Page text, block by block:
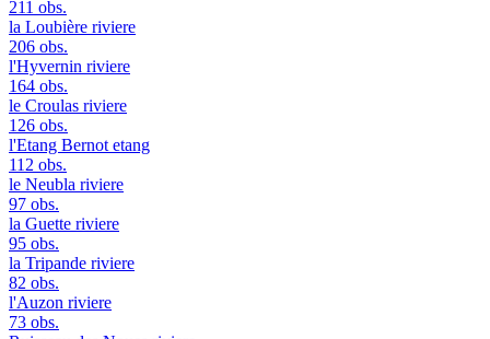
211 obs.
la Loubière riviere
206 obs.
l'Hyvernin riviere
164 obs.
le Croulas riviere
126 obs.
l'Etang Bernot etang
112 obs.
le Neubla riviere
97 obs.
la Guette riviere
95 obs.
la Tripande riviere
82 obs.
l'Auzon riviere
73 obs.